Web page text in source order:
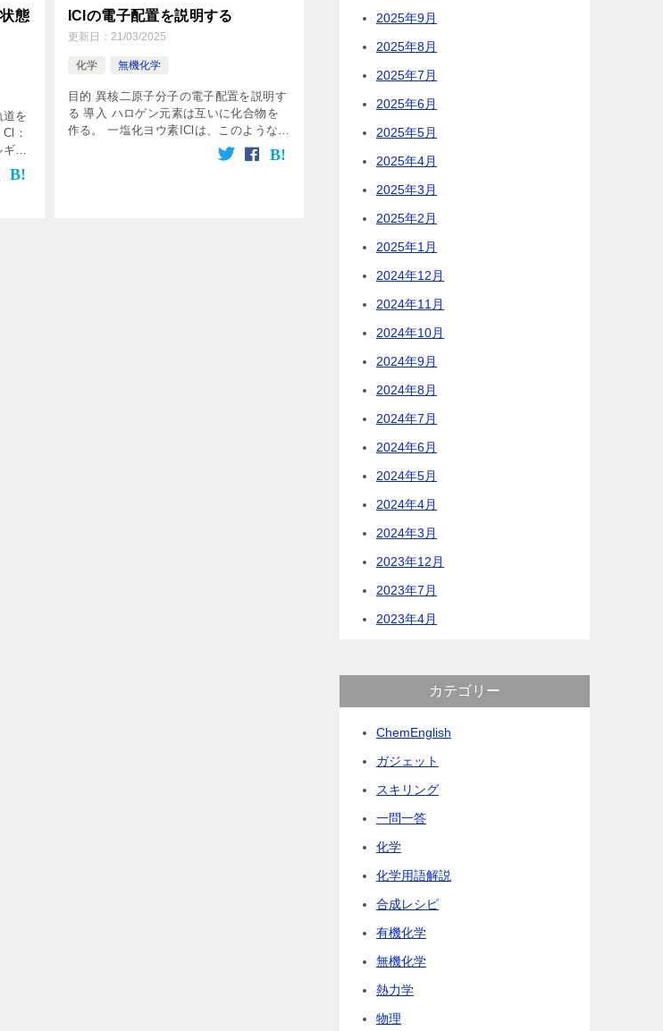
態
を
：
ー
道
れ
IClの電子配置を説明する
更新日： 21/03/2025
化学 無機化学
目的 異核二原子分子の電子配置を説明す
る 導入 ハロゲン元素は互いに化合物を
作る。 一塩化ヨウ素IClは、このようなハ
ロゲン間化合物の一つだ。 これを元に、
IClの基底状態電子配置を考えよう！ ま
2025年9月
2025年8月
2025年7月
2025年6月
2025年5月
2025年4月
2025年3月
2025年2月
2025年1月
2024年12月
2024年11月
2024年10月
2024年9月
2024年8月
2024年7月
2024年6月
2024年5月
2024年4月
2024年3月
2023年12月
2023年7月
2023年4月
カテゴリー
ChemEnglish
ガジェット
スキリング
一問一答
化学
化学用語解説
合成レシピ
有機化学
無機化学
熱力学
物理